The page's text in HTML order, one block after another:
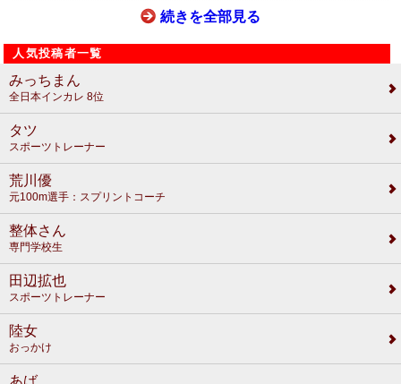
続きを全部見る
人気投稿者一覧
みっちまん
全日本インカレ 8位
タツ
スポーツトレーナー
荒川優
元100m選手：スプリントコーチ
整体さん
専門学校生
田辺拡也
スポーツトレーナー
陸女
おっかけ